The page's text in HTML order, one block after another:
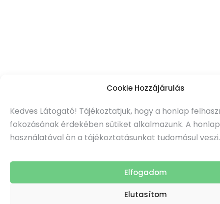
Cookie Hozzájárulás
Kedves Látogató! Tájékoztatjuk, hogy a honlap
fokozásának érdekében sütiket alkalmazunk. A
használatával ön a tájékoztatásunkat tudomásul veszi.
Elfogadom
Elutasítom